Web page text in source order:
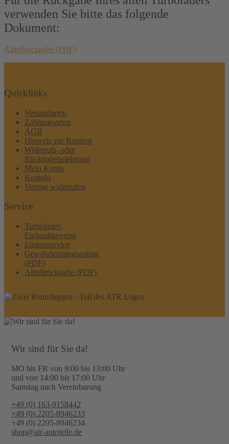
verwenden Sie bitte das folgende
Dokument:
Altteilrückgabe (PDF)
Quicklinks
Versandarten
Zahlungsarten
AGB
Hinweis zur Kaution
Widerrufs- oder
Rückgabebelehrung
Mein Konto
Kontakt
Vertrag widerrufen
Service
Turbolader-
Einbauhinweise
Einbauservice
Gewährleistungsantrag
(PDF)
Altteilrückgabe (PDF)
Wir sind für Sie da!
MO bis FR von 9:00 bis 13:00 Uhr
und von 14:00 bis 17:00 Uhr
Samstag nach Vereinbarung
+49 (0) 163-9158442
+49 (0) 2205-8946233
+49 (0) 2205-8946234
shop@atr-autoteile.de